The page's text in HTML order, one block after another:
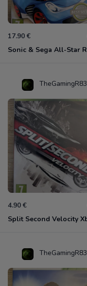
17.90 €
TheGamingR83
4.90 €
TheGamingR83